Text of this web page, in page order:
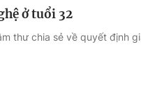
ở tuổi 32
thư chia sẻ về quyết định